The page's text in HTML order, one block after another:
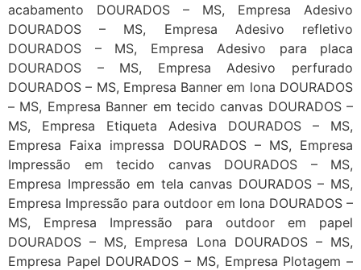
acabamento DOURADOS – MS, Empresa Adesivo
DOURADOS – MS, Empresa Adesivo refletivo
DOURADOS – MS, Empresa Adesivo para placa
DOURADOS – MS, Empresa Adesivo perfurado
DOURADOS – MS, Empresa Banner em lona DOURADOS
– MS, Empresa Banner em tecido canvas DOURADOS –
MS, Empresa Etiqueta Adesiva DOURADOS – MS,
Empresa Faixa impressa DOURADOS – MS, Empresa
Impressão em tecido canvas DOURADOS – MS,
Empresa Impressão em tela canvas DOURADOS – MS,
Empresa Impressão para outdoor em lona DOURADOS –
MS, Empresa Impressão para outdoor em papel
DOURADOS – MS, Empresa Lona DOURADOS – MS,
Empresa Papel DOURADOS – MS, Empresa Plotagem –